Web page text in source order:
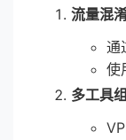
流量混
通
使
多工具